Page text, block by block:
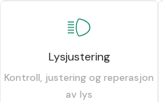
Lysjustering
Kontroll, justering og reperasjon
av lys